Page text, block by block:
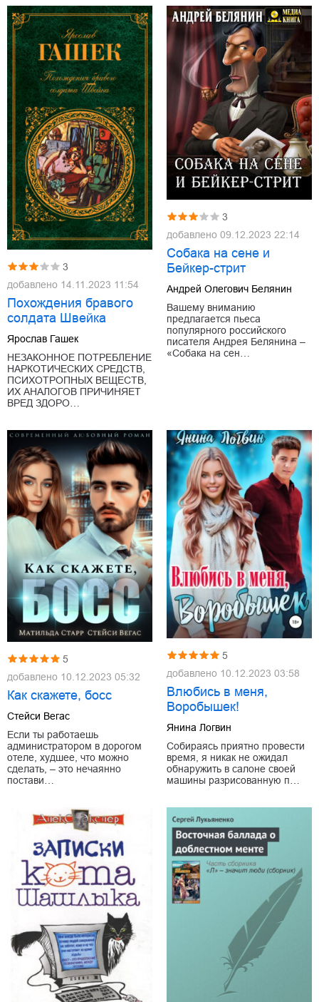
3
добавлено 14.11.2023 11:54
Похождения бравого
солдата Швейка
Ярослав Гашек
НЕЗАКОННОЕ ПОТРЕБЛЕНИЕ
НАРКОТИЧЕСКИХ СРЕДСТВ,
ПСИХОТРОПНЫХ ВЕЩЕСТВ,
ИХ АНАЛОГОВ ПРИЧИНЯЕТ
ВРЕД ЗДОРО…
3
добавлено 09.12.2023 22:14
Собака на сене и
Бейкер-стрит
Андрей Олегович Белянин
Вашему вниманию
предлагается пьеса
популярного российского
писателя Андрея Белянина –
«Собака на сен…
5
добавлено 10.12.2023 05:32
Как скажете, босс
Стейси Вегас
Если ты работаешь
администратором в дорогом
отеле, худшее, что можно
сделать, – это нечаянно
постави…
5
добавлено 10.12.2023 03:58
Влюбись в меня,
Воробышек!
Янина Логвин
Собираясь приятно провести
время, я никак не ожидал
обнаружить в салоне своей
машины разрисованную п…